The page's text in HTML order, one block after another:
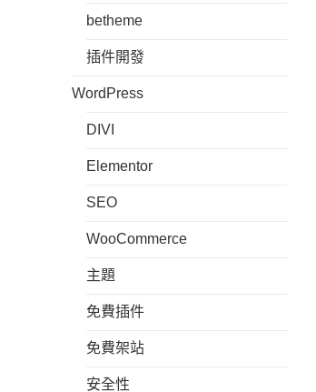
betheme
插件開發
WordPress
DIVI
Elementor
SEO
WooCommerce
主題
免費插件
免費架站
安全性